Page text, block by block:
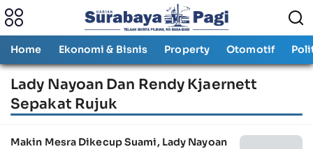
Home Ekonomi & Bisnis Property Otomotif
Lady Nayoan Dan Rendy Kjaernett
Sepakat Rujuk
Makin Mesra Dikecup Suami, Lady Nayoan